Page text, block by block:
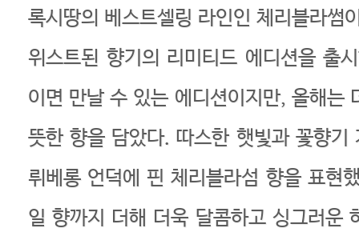
록시땅의 베스트셀링 라인인 체리블라썸
위스트된 향기의 리미티드 에디션을 출
이면 만날 수 있는 에디션이지만, 올해는
뜻한 향을 담았다. 따스한 햇빛과 꽃향기
뤼베롱 언덕에 핀 체리블라섬 향을 표현
일 향까지 더해 더욱 달콤하고 싱그러운